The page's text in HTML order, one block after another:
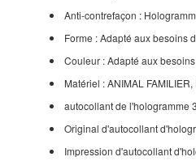
Anti-contrefaçon :
Forme : Adapté aux besoins
Couleur : Adapté aux
Matériel : ANIMAL FAMILIER,
autocollant de l'hologramme
Original d'autocollant
Impression d'autocollant